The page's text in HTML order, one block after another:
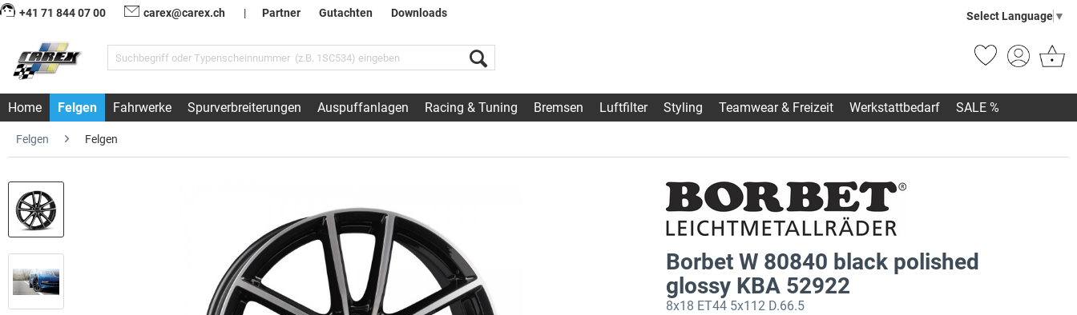
+41 71 844 07 00 carex@carex.ch | Partner Gutachten Downloads Select Language ▼
Home Felgen Fahrwerke Spurverbreiterungen Auspuffanlagen Racing & Tuning Bremsen Luftfilter Styling Teamwear & Freizeit Werkstattbedarf SALE %
Felgen Felgen
Borbet W 80840 black polished
glossy KBA 52922
8x18 ET44 5x112 D.66.5